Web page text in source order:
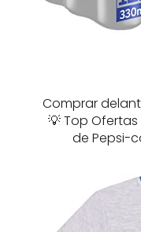
Comprar
💡 Top
de Pepsi-